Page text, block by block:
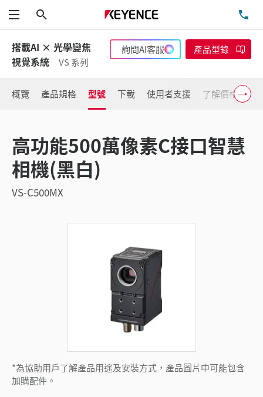
功能表
搭載AI × 光學變焦
視覺系統
VS 系列
詢問AI客服 產品型錄
概覽 產品規格 型號 下載 使用者支援 了解價格
高功能500萬像素C接口智慧
相機(黑白)
VS-C500MX
*為協助用戶了解產品用途及安裝方式，產品圖片中可能包含
加購配件。